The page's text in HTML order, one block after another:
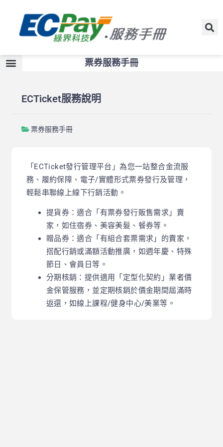
票券服務手冊
ECTicket服務說明
票券服務手冊
「ECTicket發行管理平台」為您一站整合金流服
務、履約保障、電子/實體形式票券發行及管理，
輕鬆串聯線上線下行銷活動。
提貨券：適合「有票券發行販售需求」賣
家，如住宿券、美容美髮、餐券等。
贈品券：適合「有組合套票需求」的賣家，
搭配行銷或滿額活動推廣，如週年慶、特殊
節日、會員日等。
分期核銷：提供適用「定型化契約」業者價
金保管服務，並定期核銷於價金期間屆滿時
返還，如線上課程/健身中心/美業等。